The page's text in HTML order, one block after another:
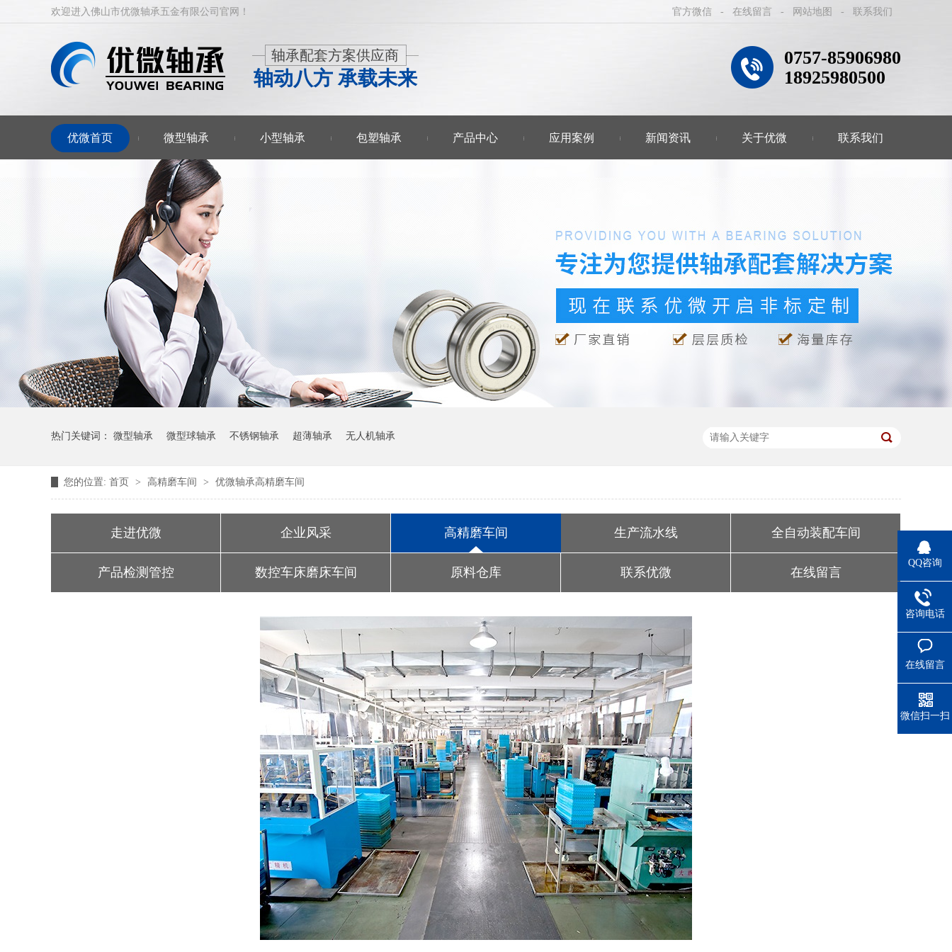
官方微信 - 在线留言 - 网站地图 - 联系我们
欢迎进入佛山市优微轴承五金有限公司官网！
0757-85906980
18925980500
轴承配套方案供应商
轴动八方 承载未来
优微首页 微型轴承 小型轴承 包塑轴承 产品中心 应用案例 新闻资讯 关于优微 联系我们
热门关键词： 微型轴承 微型球轴承 不锈钢轴承 超薄轴承 无人机轴承
您的位置: 首页 > 高精磨车间 > 优微轴承高精磨车间
走进优微 企业风采 高精磨车间 生产流水线 全自动装配车间
产品检测管控 数控车床磨床车间 原料仓库 联系优微 在线留言
QQ咨询
咨询电话
在线留言
微信扫一扫